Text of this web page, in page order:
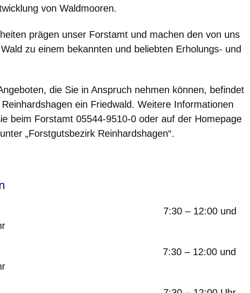
von Waldmooren.
prägen unser Forstamt und machen den von uns
zu einem bekannten und beliebten Erholungs- und
die Sie in Anspruch nehmen können, befindet
ein Friedwald. Weitere Informationen
beim Forstamt 05544-9510-0 oder auf der Homepage
„Forstgutsbezirk Reinhardshagen“.
7:30 – 12:00 und
7:30 – 12:00 und